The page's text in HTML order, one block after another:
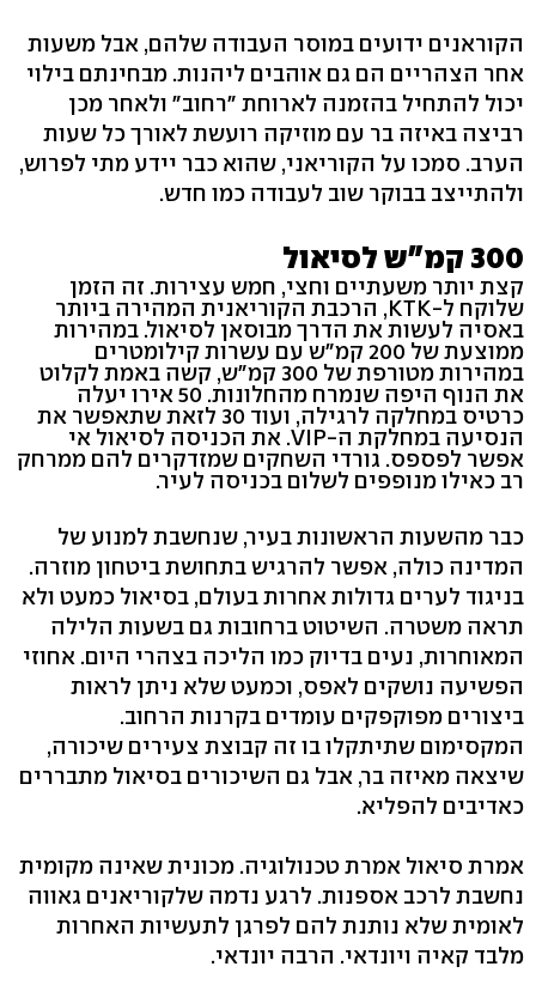
הקוראנים ידועים במוסר העבודה שלהם, אבל משעות
אחר הצהריים הם גם אוהבים ליהנות. מבחינתם בילוי
יכול להתחיל בהזמנה לארוחת "רחוב" ולאחר מכן
רביצה באיזה בר עם מוזיקה רועשת לאורך כל שעות
הערב. סמכו על הקוריאני, שהוא כבר יידע מתי לפרוש,
ולהתייצב בבוקר שוב לעבודה כמו חדש.
300 קמ"ש לסיאול
קצת יותר משעתיים וחצי, חמש עצירות. זה הזמן
שלוקח ל-KTK, הרכבת הקוריאנית המהירה ביותר
באסיה לעשות את הדרך מבוסאן לסיאול. במהירות
ממוצעת של 200 קמ"ש עם עשרות קילומטרים
במהירות מטורפת של 300 קמ"ש, קשה באמת לקלוט
את הנוף היפה שנמרח מהחלונות. 50 אירו יעלה
כרטיס במחלקה לרגילה, ועוד 30 לזאת שתאפשר את
הנסיעה במחלקת ה-VIP. את הכניסה לסיאול אי
אפשר לפספס. גורדי השחקים שמזדקרים להם ממרחק
רב כאילו מנופפים לשלום בכניסה לעיר.
כבר מהשעות הראשונות בעיר, שנחשבת למנוע של
המדינה כולה, אפשר להרגיש בתחושת ביטחון מוזרה.
בניגוד לערים גדולות אחרות בעולם, בסיאול כמעט ולא
תראה משטרה. השיטוט ברחובות גם בשעות הלילה
המאוחרות, נעים בדיוק כמו הליכה בצהרי היום. אחוזי
הפשיעה נושקים לאפס, וכמעט שלא ניתן לראות
ביצורים מפוקפקים עומדים בקרנות הרחוב.
המקסימום שתיתקלו בו זה קבוצת צעירים שיכורה,
שיצאה מאיזה בר, אבל גם השיכורים בסיאול מתבררים
כאדיבים להפליא.
אמרת סיאול אמרת טכנולוגיה. מכונית שאינה מקומית
נחשבת לרכב אספנות. לרגע נדמה שלקוריאנים גאווה
לאומית שלא נותנת להם לפרגן לתעשיות האחרות
מלבד קאיה ויונדאי. הרבה יונדאי.